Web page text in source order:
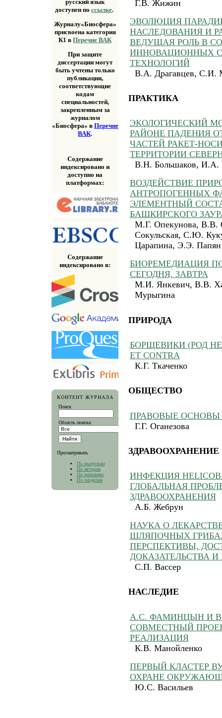
русский язык
доступен поссылке.
Журналу«Биосфера»
присвоена категория
К1 вПеречне ВАК
При защите
диссертации могут
быть учтены только
публикации,
соответствующие
кодам
специальностей,
закрепленным за
журналом
«Биосфера» в Перечне
ВАК.
Содержание
индексировано и
доступно на
платформах:
Содержание
индексировано в:
КОНТЕНТ ЖУРНАЛА
Поиск
Область поиска
Просматривать
По выпускам
По авторам
По названию
По разделам
Г.В. Жижин
ЭВОЛЮЦИЯ
НАСЛЕДОВАНИЯ И
ВЕДУЩАЯ РОЛЬ В
ИННОВАЦИОННЫХ
ТЕХНОЛОГИЙ
В.А. Драгавцев, С.И.
ПРАКТИКА
ЭКОЛОГИЧЕСКИЙ
РАЙОНЕ ПАДЕНИЯ
ЧАСТЕЙ РАКЕТ-
ТЕРРИТОРИИ
В.Н. Большаков, И.А.
ВОЗДЕЙСТВИЕ
АНТРОПОГЕННЫХ
ЭЛЕМЕНТНЫЙ
БАШКИРСКОГО
М.Г. Опекунова,
Сокульская, С.Ю.
Царапина, Э.Э. Папян
БИОРЕМЕДИАЦИЯ
СЕГОДНЯ, ЗАВТРА
М.И. Янкевич, В.В.
Мурыгина
ПРИРОДА
БОРЩЕВИКИ (РОД
ET CONTRA
К.Г. Ткаченко
ОБЩЕСТВО
ПРАВОВЫЕ ОСНОВЫ
Г.Г. Оганезова
ЗДРАВООХРАНЕНИЕ
ИНФЕКЦИЯ
ГЛОБАЛЬНАЯ
ЗДРАВООХРАНЕНИЯ
А.Б. Жебрун
НАУКА О
ШЛЯПОЧНЫХ
ПЕРСПЕКТИВЫ,
ДОКАЗАТЕЛЬСТВА
C.П. Вассер
НАСЛЕДИЕ
А.С. ФАМИНЦЫН И
СОВМЕСТНЫЙ
РЕАЛИЗАЦИЯ
К.В. Манойленко
ПЕРВЫЙ КЛАСТЕР
ОХРАНЕ
Ю.С. Васильев